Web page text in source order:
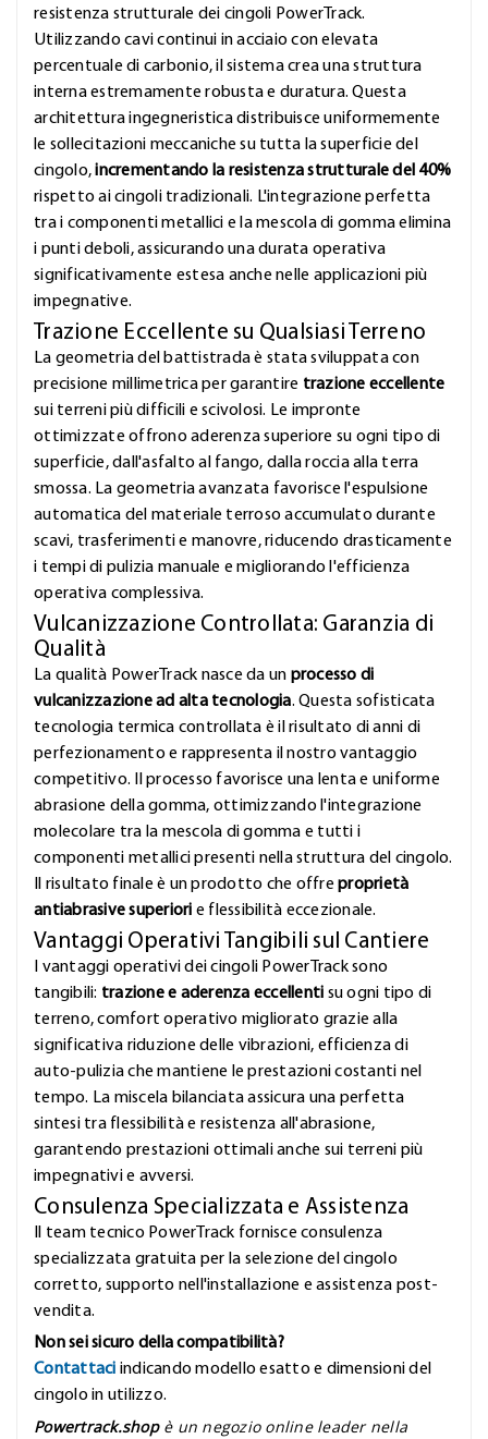
resistenza strutturale dei cingoli PowerTrack.
Utilizzando cavi continui in acciaio con elevata
percentuale di carbonio, il sistema crea una struttura
interna estremamente robusta e duratura. Questa
architettura ingegneristica distribuisce uniformemente
le sollecitazioni meccaniche su tutta la superficie del
cingolo,incrementando la resistenza strutturale del 40%
rispetto ai cingoli tradizionali. L'integrazione perfetta
tra i componenti metallici e la mescola di gomma elimina
i punti deboli, assicurando una durata operativa
significativamente estesa anche nelle applicazioni più
impegnative.
Trazione Eccellente su Qualsiasi Terreno
La geometria del battistrada è stata sviluppata con
precisione millimetrica per garantire trazione eccellente
sui terreni più difficili e scivolosi. Le impronte
ottimizzate offrono aderenza superiore su ogni tipo di
superficie, dall'asfalto al fango, dalla roccia alla terra
smossa. La geometria avanzata favorisce l'espulsione
automatica del materiale terroso accumulato durante
scavi, trasferimenti e manovre, riducendo drasticamente
i tempi di pulizia manuale e migliorando l'efficienza
operativa complessiva.
Vulcanizzazione Controllata: Garanzia di
Qualità
La qualità PowerTrack nasce da un processo di
vulcanizzazione ad alta tecnologia. Questa sofisticata
tecnologia termica controllata è il risultato di anni di
perfezionamento e rappresenta il nostro vantaggio
competitivo. Il processo favorisce una lenta e uniforme
abrasione della gomma, ottimizzando l'integrazione
molecolare tra la mescola di gomma e tutti i
componenti metallici presenti nella struttura del cingolo.
Il risultato finale è un prodotto che offreproprietà
antiabrasive superiori e flessibilità eccezionale.
Vantaggi Operativi Tangibili sul Cantiere
I vantaggi operativi dei cingoli PowerTrack sono
tangibili: trazione e aderenza eccellenti su ogni tipo di
terreno, comfort operativo migliorato grazie alla
significativa riduzione delle vibrazioni, efficienza di
auto-pulizia che mantiene le prestazioni costanti nel
tempo. La miscela bilanciata assicura una perfetta
sintesi tra flessibilità e resistenza all'abrasione,
garantendo prestazioni ottimali anche sui terreni più
impegnativi e avversi.
Consulenza Specializzata e Assistenza
Il team tecnico PowerTrack fornisce consulenza
specializzata gratuita per la selezione del cingolo
corretto, supporto nell'installazione e assistenza post-
vendita.
Non sei sicuro della compatibilità?
Contattaci indicando modello esatto e dimensioni del
cingolo in utilizzo.
Powertrack.shop è un negozio online leader nella